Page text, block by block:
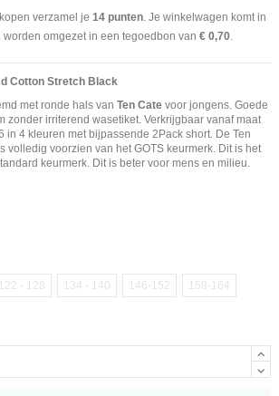
verzamel je 14 punten. Je winkelwagen komt in
worden omgezet in een tegoedbon van € 0,70.
Cotton Stretch Black
met ronde hals van Ten Cate voor jongens. Goede
zonder irriterend wasetiket. Verkrijgbaar vanaf maat
in 4 kleuren met bijpassende 2Pack short. De Ten
volledig voorzien van het GOTS keurmerk. Dit is het
keurmerk. Dit is beter voor mens en milieu.
122 - 128 134 - 140 146-152 158-164